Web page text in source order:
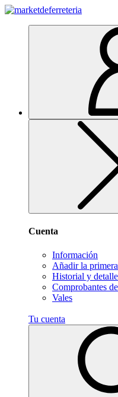
Cuenta
Información
Añadir la
Historial y
Comprobantes
Vales
Tu cuenta